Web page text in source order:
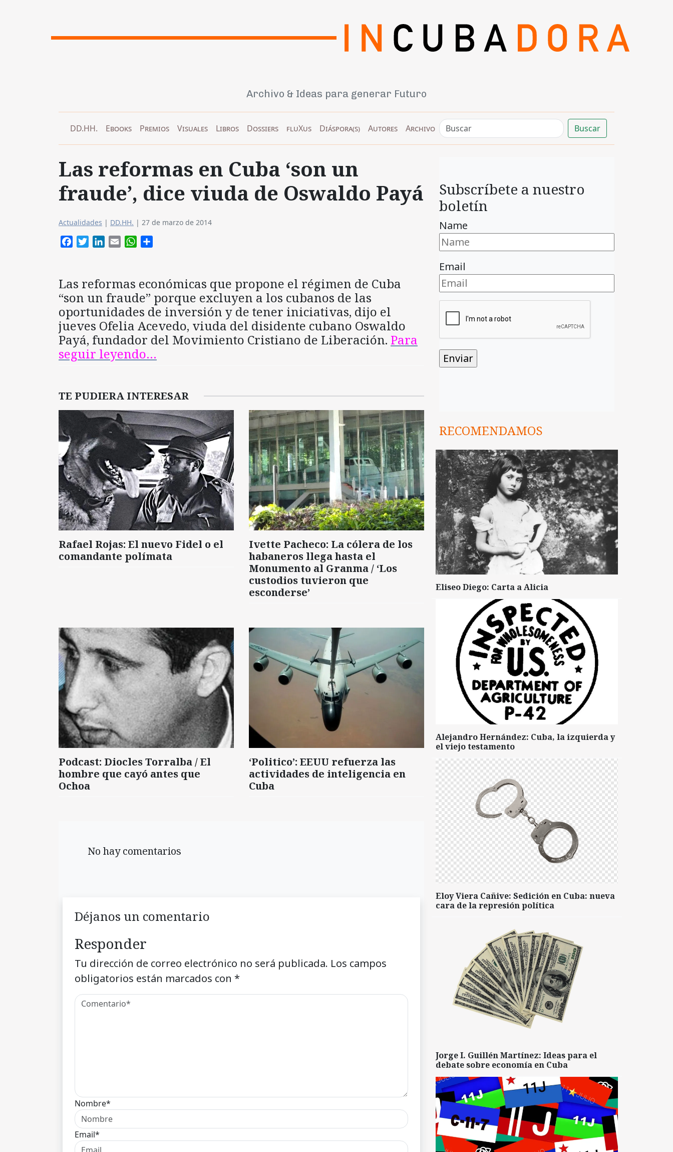
Archivo & Ideas para generar Futuro
DD.HH. Ebooks Premios Visuales Libros Dossiers fluXus Diáspora(s) Autores Archivo Buscar
Las reformas en Cuba ‘son un
fraude’, dice viuda de Oswaldo Payá
Actualidades | DD.HH. | 27 de marzo de 2014
FacebookTwitterLinkedIn
Email WhatsApp
Las reformas económicas que propone el régimen de Cuba
“son un fraude” porque excluyen a los cubanos de las
oportunidades de inversión y de tener iniciativas, dijo el
jueves Ofelia Acevedo, viuda del disidente cubano Oswaldo
Payá, fundador del Movimiento Cristiano de Liberación. Para
seguir leyendo…
TE PUDIERA INTERESAR
Rafael Rojas: El nuevo Fidel o el
comandante polímata
Ivette Pacheco: La cólera de los
habaneros llega hasta el
Monumento al Granma / ‘Los
custodios tuvieron que
esconderse’
Podcast: Diocles Torralba / El
hombre que cayó antes que
Ochoa
‘Politico’: EEUU refuerza las
actividades de inteligencia en
Cuba
No hay comentarios
Déjanos un comentario
Responder
Tu dirección de correo electrónico no será publicada. Los campos
obligatorios están marcados con *
Nombre*
Email*
Subscríbete a nuestro
boletín
Name
Email
RECOMENDAMOS
Eliseo Diego: Carta a Alicia
Alejandro Hernández: Cuba, la izquierda y
el viejo testamento
Eloy Viera Cañive: Sedición en Cuba: nueva
cara de la represión política
Jorge I. Guillén Martínez: Ideas para el
debate sobre economía en Cuba